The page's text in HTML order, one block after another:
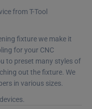
from T-Tool
fixture we make it
for your CNC
to preset many styles of
out the fixture. We
in various sizes.